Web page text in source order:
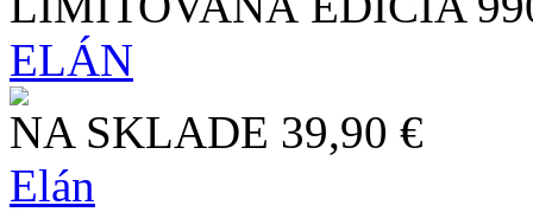
ELÁN
NA SKLADE 39,90 €
Elán